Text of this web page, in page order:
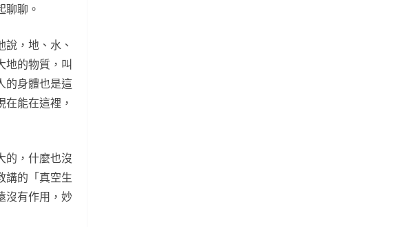
聊。
，地、水、
地的物質，叫
的身體也是這
能在這裡，
的，什麼也沒
講的「真空生
沒有作用，妙